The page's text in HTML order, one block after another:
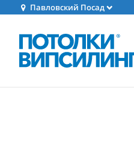
Павловский Посад